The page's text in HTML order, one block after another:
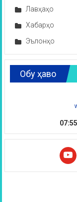
Лавҳаҳо
Хабарҳо
Эълонҳо
Обу ҳаво